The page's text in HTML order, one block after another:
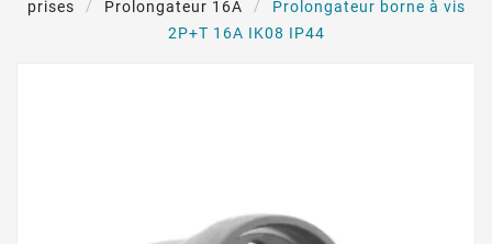
prises
Prolongateur 16A
Prolongateur borne à vis
2P+T 16A IK08 IP44